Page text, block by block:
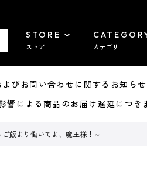
STORE
ストア カテゴリ
お問い合わせに関するお知らせ
による商品のお届け遅延につき
飯より働いてよ、魔王様！～